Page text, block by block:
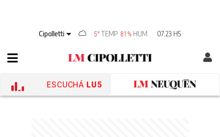
Cipolletti 5°TEMP 81% HUM 07:23 HS
ESCUCHÁ LU5